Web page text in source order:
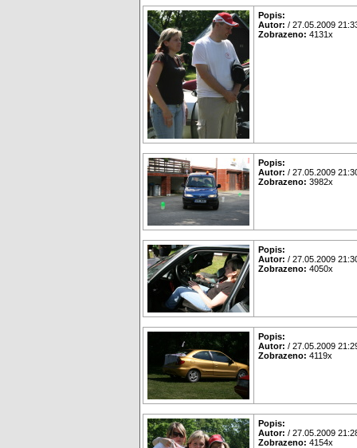
Popis:
Autor: / 27.05.2009
Zobrazeno: 4131x
Popis:
Autor: / 27.05.2009
Zobrazeno: 3982x
Popis:
Autor: / 27.05.2009
Zobrazeno: 4050x
Popis:
Autor: / 27.05.2009
Zobrazeno: 4119x
Popis:
Autor: / 27.05.2009
Zobrazeno: 4154x